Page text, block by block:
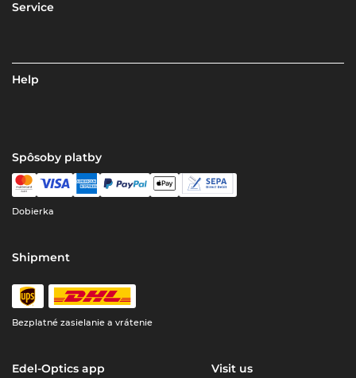
Service
Help
Spôsoby platby
Dobierka
Shipment
Bezplatné zasielanie a vrátenie
Edel-Optics app Visit us